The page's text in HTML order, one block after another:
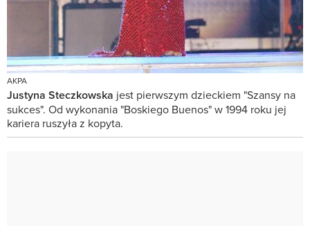
AKPA
Justyna Steczkowska jest pierwszym dzieckiem "Szansy na
sukces". Od wykonania "Boskiego Buenos" w 1994 roku jej
kariera ruszyła z kopyta.